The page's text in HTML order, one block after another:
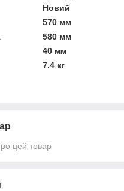
Новий
570 мм
580 мм
40 мм
7.4 кг
цей товар